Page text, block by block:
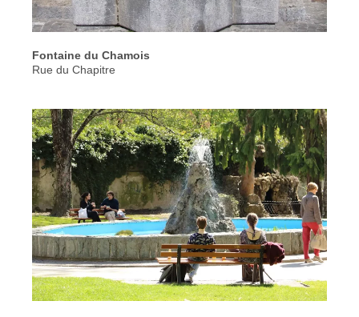
Fontaine du Chamois
Rue du Chapitre